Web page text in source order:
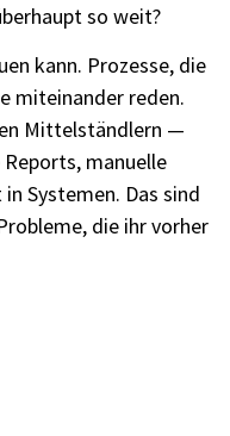
so weit?
kann. Prozesse, die
miteinander reden.
Mittelständlern —
manuelle
Systemen. Das sind
die ihr vorher